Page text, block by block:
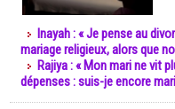
Inayah : « Je pense au
mariage religieux, alors que
Rajiya : « Mon mari ne vit
dépenses : suis-je encore